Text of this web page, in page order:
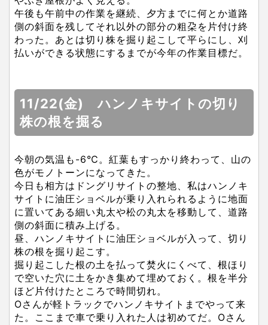
午後も午前中の作業を継続、夕方までに何とか道路
側の斜面を残してそれ以外の部分の粗朶を片付け終
わった。あとは切り株を掘り起こして平らにし、刈
払いができる状態にするまでが今年の作業目標だ。
11/22(金) ハンノキサイトの切り
株の根を掘る
今朝の気温も-6℃。紅葉もすっかり終わって、山の
色がモノトーンになってきた。
今日も相方はドングリサイトの整地、私はハンノキ
サイトに油圧ショベルが乗り入れられるように地面
に置いてある細い丸太や松の丸太を移動して、道路
側の斜面に積み上げる。
昼、ハンノキサイトに油圧ショベルが入って、切り
株の根を掘り起こす。
掘り起こした根の土を払って焚火にくべて、根ほり
で空いた穴に土をかき集めて埋めておく。根を半分
ほど片付けたところで時間切れ。
Oさんが軽トラックでハンノキサイトまでやって来
た。ここまで車で乗り入れた人は初めてだ。Oさん